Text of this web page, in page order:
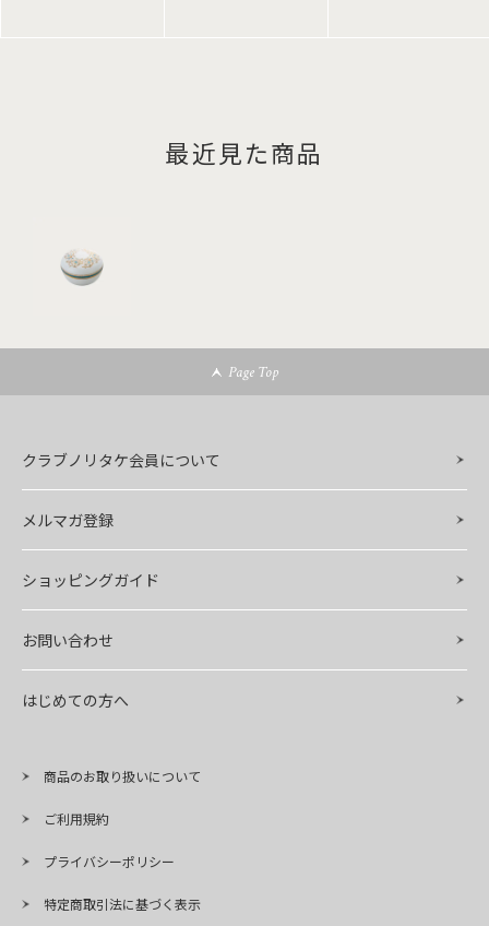
最近見た商品
Page Top
クラブノリタケ会員について
メルマガ登録
ショッピングガイド
お問い合わせ
はじめての方へ
商品のお取り扱いについて
ご利用規約
プライバシーポリシー
特定商取引法に基づく表示